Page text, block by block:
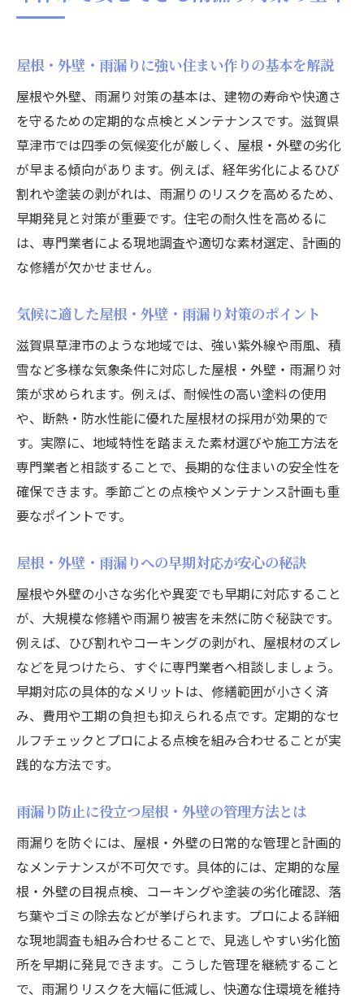
気象条件から見た屋根・外壁・雨漏りの注
意点
屋根・外壁・雨漏りの劣化を早める草津市
の気候環境
屋根・外壁・雨漏り対策に必要な地域特有
の工夫
屋根・外壁・雨漏り管理と気象変動への備
え方
屋根・外壁・雨漏りを守るための地域密着
屋根点検を依頼する際の注意ポイント
屋根・外壁・雨漏り点検依頼時に確認すべ
き事項
屋根・外壁・雨漏り業者選びで大切なポイ
ント
屋根・外壁・雨漏りの見積もり書で見るべ
き項目
屋根・外壁・雨漏り点検前の事前準備と確
屋根・外壁・雨漏り点検の説明内容をしっ
屋根・外壁・雨漏りのトラブル回避に役立
つ知識
住まいを長持ちさせる外壁ケアの方法
屋根・外壁・雨漏り防止のための日常ケア
方法
屋根・外壁・雨漏りトラブルを防ぐメンテ
ナンス習慣
補修の工夫
屋根・外壁・雨漏りの小さな変化を見逃さ
ない観察力
屋根・外壁・雨漏り対策に役立つセルフチ
ェック方法
屋根・外壁・雨漏りの定期ケアで快適な住
まいを保つ
屋根・外壁・雨漏りに強い住まい作りの基本を解説
屋根や外壁、雨漏り対策の基本は、建物の寿命や快適さ
を守るための定期的な点検とメンテナンスです。滋賀県
草津市では四季の気候変化が厳しく、屋根・外壁の劣化
が早まる傾向があります。例えば、経年劣化によるひび
割れや塗装の剥がれは、雨漏りのリスクを高めるため、
早期発見と対策が重要です。住宅の耐久性を高めるに
は、専門業者による現地調査や適切な素材選定、計画的
な修繕が欠かせません。
気候に適した屋根・外壁・雨漏り対策のポイント
滋賀県草津市のような地域では、強い紫外線や雨風、積
雪など多様な気象条件に対応した屋根・外壁・雨漏り対
策が求められます。例えば、耐候性の高い塗料の使用
や、断熱・防水性能に優れた屋根材の採用が効果的で
す。実際に、地域特性を踏まえた素材選びや施工方法を
専門業者と相談することで、長期的な住まいの安全性を
確保できます。季節ごとの点検やメンテナンス計画も重
要なポイントです。
屋根・外壁・雨漏りへの早期対応が安心の秘訣
屋根や外壁の小さな劣化や異変でも早期に対応すること
が、大規模な修繕や雨漏り被害を未然に防ぐ秘訣です。
例えば、ひび割れやコーキングの剥がれ、屋根材のズレ
などを見つけたら、すぐに専門業者へ相談しましょう。
早期対応の具体的なメリットは、修繕範囲が小さく済
み、費用や工期の負担も抑えられる点です。定期的なセ
ルフチェックとプロによる点検を組み合わせることが実
践的な方法です。
雨漏り防止に役立つ屋根・外壁の管理方法とは
雨漏りを防ぐには、屋根・外壁の日常的な管理と計画的
なメンテナンスが不可欠です。具体的には、定期的な屋
根・外壁の目視点検、コーキングや塗装の劣化確認、落
ち葉やゴミの除去などが挙げられます。プロによる詳細
な現地調査も組み合わせることで、見逃しやすい劣化箇
所を早期に発見できます。こうした管理を継続すること
で、雨漏りリスクを大幅に低減し、快適な住環境を維持